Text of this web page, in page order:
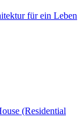
für ein Leben
(Residential